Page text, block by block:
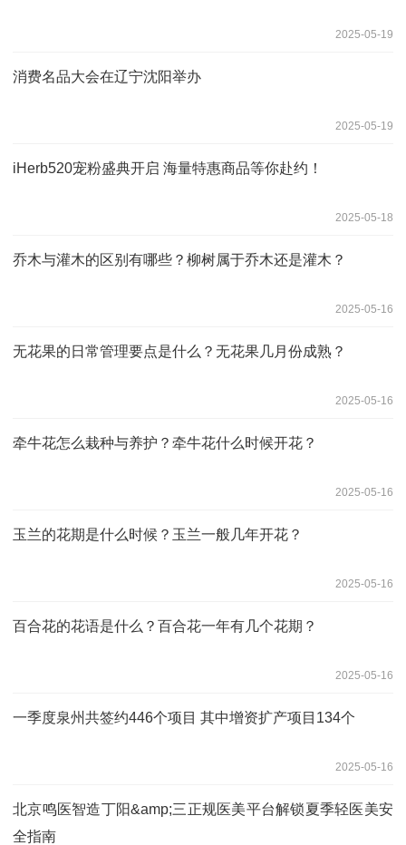
2025-05-19
消费名品大会在辽宁沈阳举办
2025-05-19
iHerb520宠粉盛典开启 海量特惠商品等你赴约！
2025-05-18
乔木与灌木的区别有哪些？柳树属于乔木还是灌木？
2025-05-16
无花果的日常管理要点是什么？无花果几月份成熟？
2025-05-16
牵牛花怎么栽种与养护？牵牛花什么时候开花？
2025-05-16
玉兰的花期是什么时候？玉兰一般几年开花？
2025-05-16
百合花的花语是什么？百合花一年有几个花期？
2025-05-16
一季度泉州共签约446个项目 其中增资扩产项目134个
2025-05-16
北京鸣医智造丁阳&amp;三正规医美平台解锁夏季轻医美安
全指南